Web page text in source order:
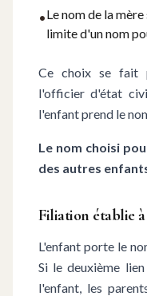
•Le nom de la
limite d'un nom
Ce choix se fait
l'officier d'état
l'enfant prend le
Le nom choisi
des autres
Filiation établie
L'enfant porte le
Si le deuxième
l'enfant, les